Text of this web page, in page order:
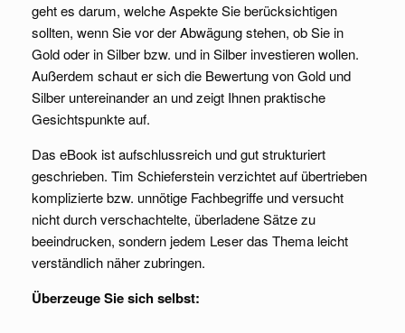
geht es darum, welche Aspekte Sie berücksichtigen
sollten, wenn Sie vor der Abwägung stehen, ob Sie in
Gold oder in Silber bzw. und in Silber investieren wollen.
Außerdem schaut er sich die Bewertung von Gold und
Silber untereinander an und zeigt Ihnen praktische
Gesichtspunkte auf.
Das eBook ist aufschlussreich und gut strukturiert
geschrieben. Tim Schieferstein verzichtet auf übertrieben
komplizierte bzw. unnötige Fachbegriffe und versucht
nicht durch verschachtelte, überladene Sätze zu
beeindrucken, sondern jedem Leser das Thema leicht
verständlich näher zubringen.
Überzeuge Sie sich selbst: